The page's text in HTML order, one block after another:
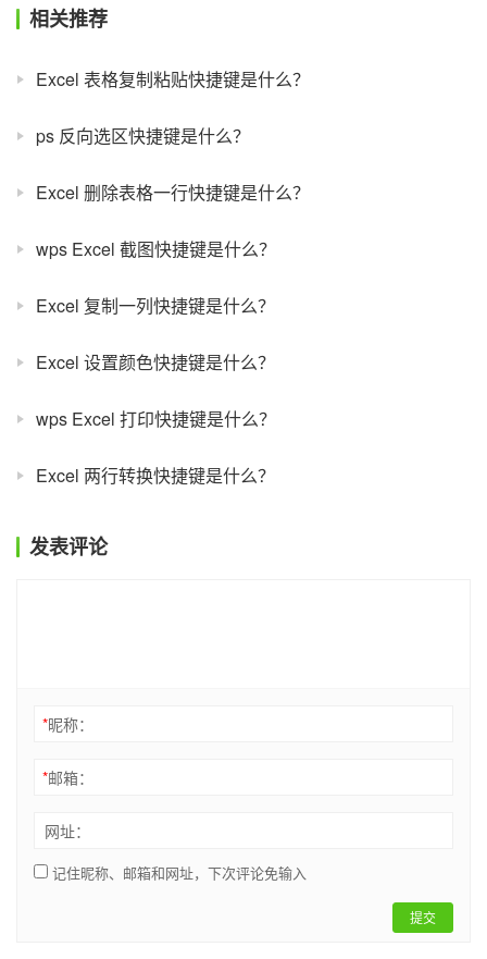
相关推荐
Excel 表格复制粘贴快捷键是什么？
ps 反向选区快捷键是什么？
Excel 删除表格一行快捷键是什么？
wps Excel 截图快捷键是什么？
Excel 复制一列快捷键是什么？
Excel 设置颜色快捷键是什么？
wps Excel 打印快捷键是什么？
Excel 两行转换快捷键是什么？
发表评论
*昵称：
*邮箱：
网址：
记住昵称、邮箱和网址，下次评论免输入
提交